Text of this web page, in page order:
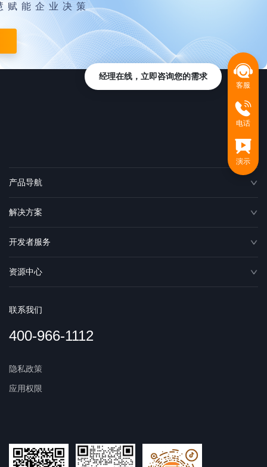
赋能企业决策
产品导航
解决方案
开发者服务
资源中心
联系我们
400-966-1112
隐私政策
应用权限
客服
电话
演示
经理在线，立即咨询您的需求